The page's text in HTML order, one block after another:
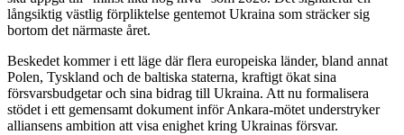
långsiktig västlig förpliktelse gentemot Ukraina som sträcker sig
bortom det närmaste året.
Beskedet kommer i ett läge där flera europeiska länder, bland annat
Polen, Tyskland och de baltiska staterna, kraftigt ökat sina
försvarsbudgetar och sina bidrag till Ukraina. Att nu formalisera
stödet i ett gemensamt dokument inför Ankara-mötet understryker
alliansens ambition att visa enighet kring Ukrainas försvar.